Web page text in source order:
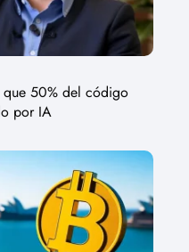
que 50% del código
por IA